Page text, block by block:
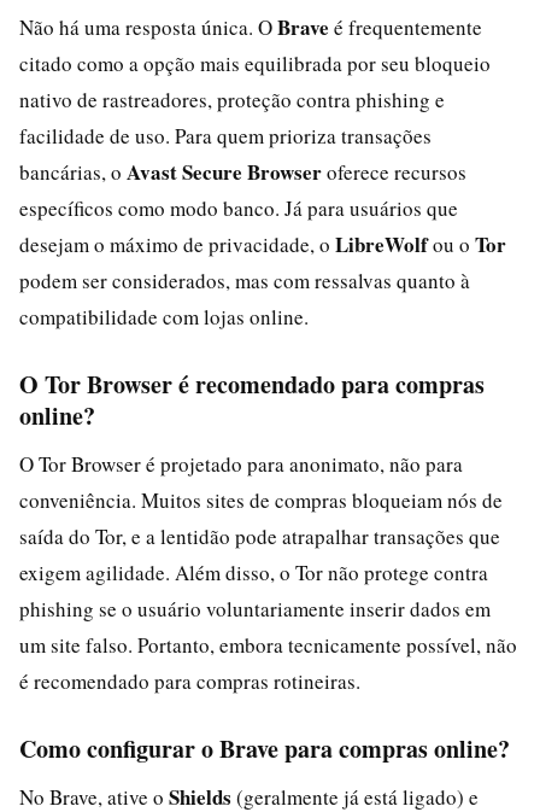
Não há uma resposta única. OBrave é frequentemente
citado como a opção mais equilibrada por seu bloqueio
nativo de rastreadores, proteção contra phishing e
facilidade de uso. Para quem prioriza transações
bancárias, o Avast Secure Browseroferece recursos
específicos como modo banco. Já para usuários que
desejam o máximo de privacidade, o LibreWolfou o Tor
podem ser considerados, mas com ressalvas quanto à
compatibilidade com lojas online.
O Tor Browser é recomendado para compras
online?
O Tor Browser é projetado para anonimato, não para
conveniência. Muitos sites de compras bloqueiam nós de
saída do Tor, e a lentidão pode atrapalhar transações que
exigem agilidade. Além disso, o Tor não protege contra
phishing se o usuário voluntariamente inserir dados em
um site falso. Portanto, embora tecnicamente possível, não
é recomendado para compras rotineiras.
Como configurar o Brave para compras online?
No Brave, ative o Shields (geralmente já está ligado) e